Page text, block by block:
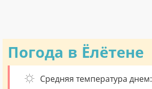
Погода в Ёлётене
Средняя температура днем: